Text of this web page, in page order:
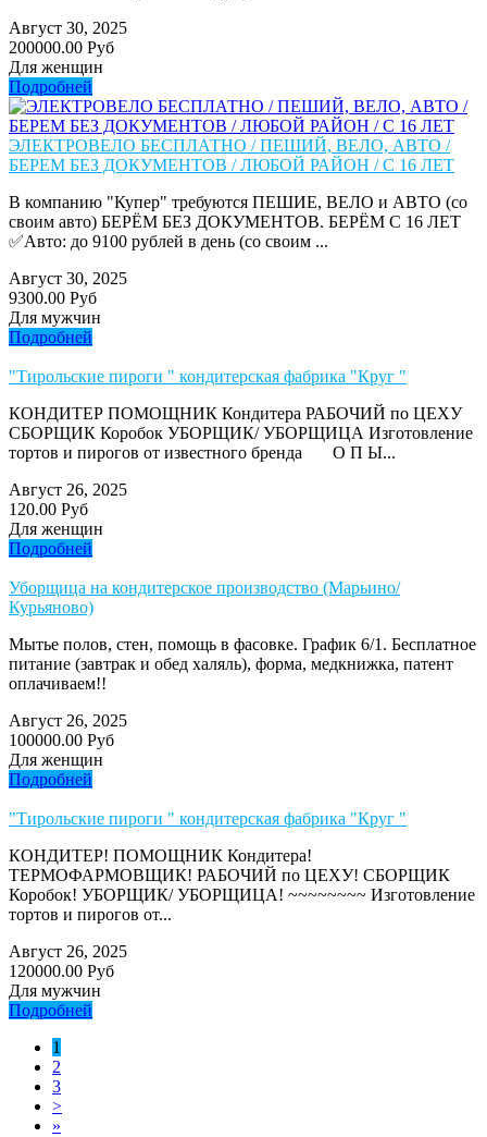
Август 30, 2025
200000.00 Руб
Для женщин
Подробней
ЭЛЕКТРОВЕЛО БЕСПЛАТНО / ПЕШИЙ, ВЕЛО, АВТО /
БЕРЕМ БЕЗ ДОКУМЕНТОВ / ЛЮБОЙ РАЙОН / С 16 ЛЕТ
В компанию "Купер" требуются ПЕШИЕ, ВЕЛО и АВТО (со
своим авто) БЕРЁМ БЕЗ ДОКУМЕНТОВ. БЕРЁМ С 16 ЛЕТ
✅Авто: до 9100 рублей в день (со своим ...
Август 30, 2025
9300.00 Руб
Для мужчин
Подробней
"Тирольские пироги " кондитерская фабрика "Круг "
КОНДИТЕР ПОМОЩНИК Кондитера РАБОЧИЙ по ЦЕХУ
СБОРЩИК Коробок УБОРЩИК/ УБОРЩИЦА Изготовление
тортов и пирогов от известного бренда О П Ы...
Август 26, 2025
120.00 Руб
Для женщин
Подробней
Уборщица на кондитерское производство (Марьино/
Курьяново)
Мытье полов, стен, помощь в фасовке. График 6/1. Бесплатное
питание (завтрак и обед халяль), форма, медкнижка, патент
оплачиваем!!
Август 26, 2025
100000.00 Руб
Для женщин
Подробней
"Тирольские пироги " кондитерская фабрика "Круг "
КОНДИТЕР! ПОМОЩНИК Кондитера!
ТЕРМОФАРМОВЩИК! РАБОЧИЙ по ЦЕХУ! СБОРЩИК
Коробок! УБОРЩИК/ УБОРЩИЦА! ~~~~~~~~ Изготовление
тортов и пирогов от...
Август 26, 2025
120000.00 Руб
Для мужчин
Подробней
1
2
3
>
»